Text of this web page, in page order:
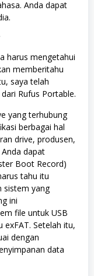
Anda dapat
harus mengetahui
memberitahu
saya telah
Rufus Portable.
yang terhubung
berbagai hal
drive, produsen,
dapat
Boot Record)
tahu itu
sistem yang
ini
file untuk USB
exFAT. Setelah itu,
dengan
data